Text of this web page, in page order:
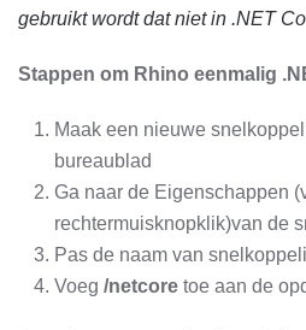
gebruikt wordt dat niet in .NET
Stappen om Rhino eenmalig
Maak een nieuwe
bureaublad
Ga naar de Eigenschappen
rechtermuisknopklik)van de
Pas de naam van
Voeg /netcore toe aan de